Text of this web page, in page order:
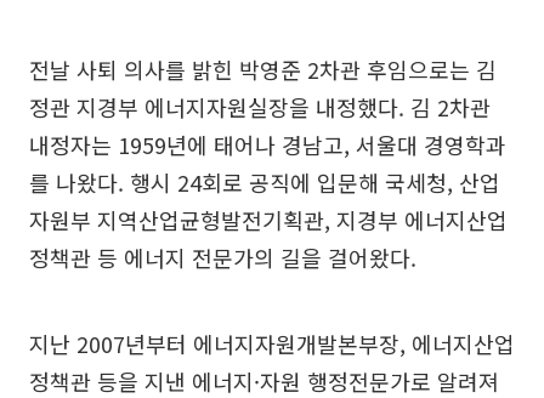
전날 사퇴 의사를 밝힌 박영준 2차관 후임으로는 김
정관 지경부 에너지자원실장을 내정했다. 김 2차관
내정자는 1959년에 태어나 경남고, 서울대 경영학과
를 나왔다. 행시 24회로 공직에 입문해 국세청, 산업
자원부 지역산업균형발전기획관, 지경부 에너지산업
정책관 등 에너지 전문가의 길을 걸어왔다.
지난 2007년부터 에너지자원개발본부장, 에너지산업
정책관 등을 지낸 에너지·자원 행정전문가로 알려져